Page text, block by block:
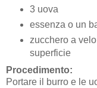
3 uova
essenza o un
zucchero a
superficie
Procedimento:
Portare il burro e le